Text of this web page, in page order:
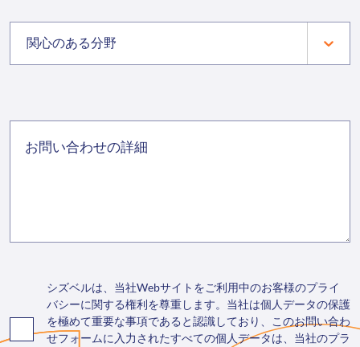
関心のある分野
シズベルは、当社Webサイトをご利用中のお客様のプライ
バシーに関する権利を尊重します。当社は個人データの保護
を極めて重要な事項であると認識しており、このお問い合わ
せフォームに入力されたすべての個人データは、当社のプラ